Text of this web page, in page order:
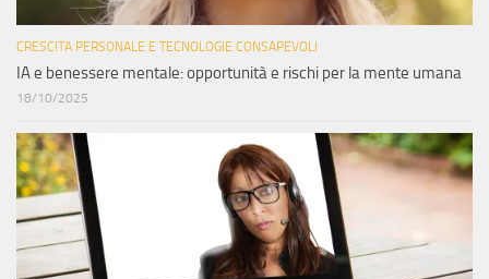
CRESCITA PERSONALE E TECNOLOGIE CONSAPEVOLI
IA e benessere mentale: opportunità e rischi per la mente umana
18/10/2025